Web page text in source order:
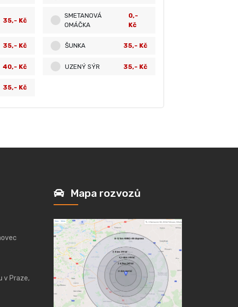
35,- Kč
SMETANOVÁ
OMÁČKA
0,-
Kč
35,- Kč ŠUNKA 35,- Kč
40,- Kč UZENÝ SÝR 35,- Kč
35,- Kč
v Praze,
Mapa rozvozů